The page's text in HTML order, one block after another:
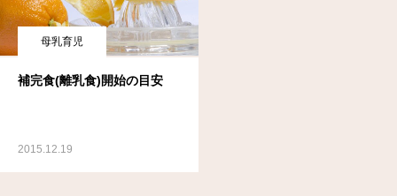
母乳育児
補完食(離乳食)開始の目安
2015.12.19